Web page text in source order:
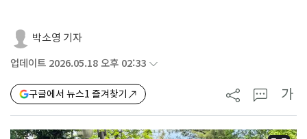
박소영 기자
업데이트 2026.05.18 오후 02:33
구글에서 뉴스1 즐겨찾기 가